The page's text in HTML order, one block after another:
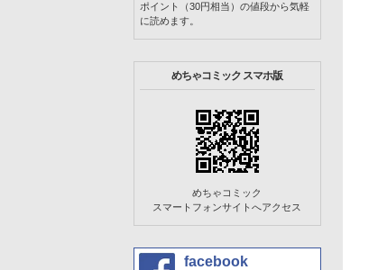
ポイント（30円相当）の値段から気軽
に読めます。
めちゃコミック スマホ版
めちゃコミック
スマートフォンサイトへアクセス
facebook